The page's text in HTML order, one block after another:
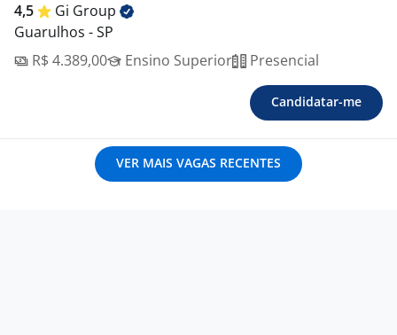
4,5 Gi Group
Guarulhos - SP
R$ 4.389,00
Ensino Superior Presencial
Candidatar-me
VER MAIS VAGAS RECENTES